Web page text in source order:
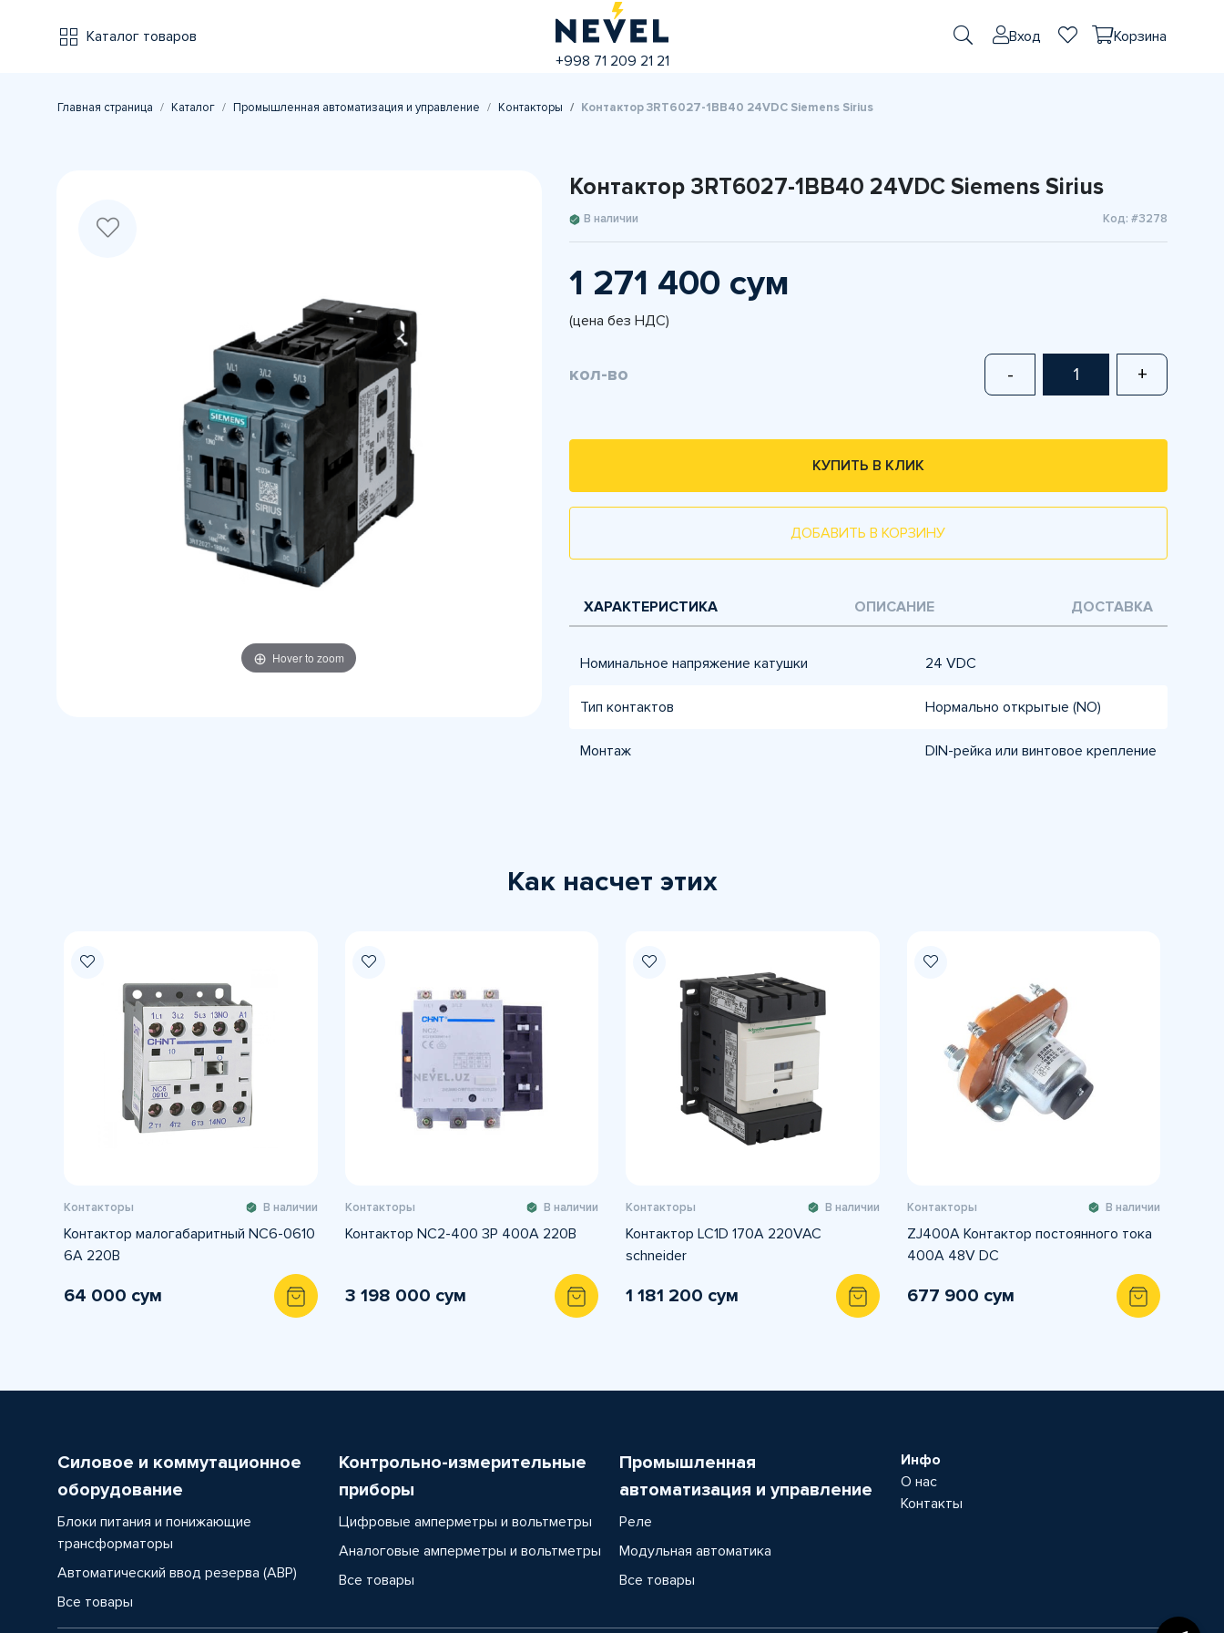
Каталог товаров
+998 71 209 21 21
Вход Корзина
Главная страница Каталог Промышленная автоматизация и управление Контакторы Контактор 3RT6027-1BB40 24VDC Siemens Sirius
Hover to zoom
Контактор 3RT6027-1BB40 24VDC Siemens Sirius
В наличии Код: #3278
1 271 400 сум
(цена без НДС)
кол-во - +
КУПИТЬ В КЛИК
ДОБАВИТЬ В КОРЗИНУ
ХАРАКТЕРИСТИКА ОПИСАНИЕ ДОСТАВКА
Номинальное напряжение катушки 24 VDC
Тип контактов Нормально открытые (NO)
Монтаж DIN-рейка или винтовое крепление
Как насчет этих
Контакторы В наличии
Контактор малогабаритный NC6-0610
6А 220В
64 000 сум
Контакторы В наличии
Контактор NC2-400 3P 400А 220В
3 198 000 сум
Контакторы В наличии
Контактор LC1D 170A 220VAC
schneider
1 181 200 сум
Контакторы В наличии
ZJ400A Контактор постоянного тока
400A 48V DC
677 900 сум
Силовое и коммутационное
оборудование
Блоки питания и понижающие
трансформаторы
Автоматический ввод резерва (АВР)
Все товары
Контрольно-измерительные
приборы
Цифровые амперметры и вольтметры
Аналоговые амперметры и вольтметры
Все товары
Промышленная
автоматизация и управление
Реле
Модульная автоматика
Все товары
Инфо
О нас
Контакты